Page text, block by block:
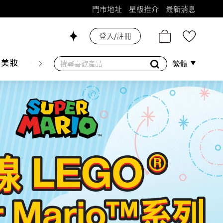
門市地址 星級推介 最新消息
妝 香水香薰 個人護理 母嬰護理 遊戲及精品
登入/註冊
繁體